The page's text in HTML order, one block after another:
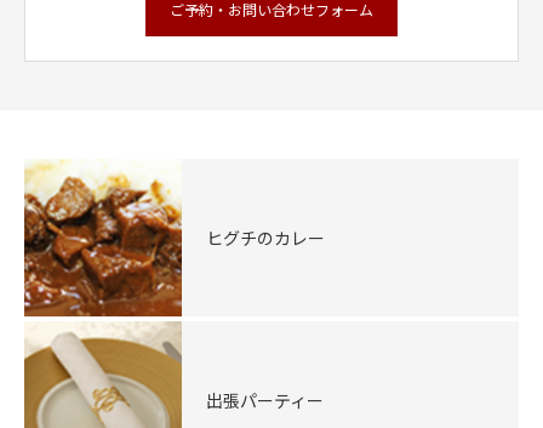
ご予約・お問い合わせフォーム
ヒグチのカレー
出張パーティー